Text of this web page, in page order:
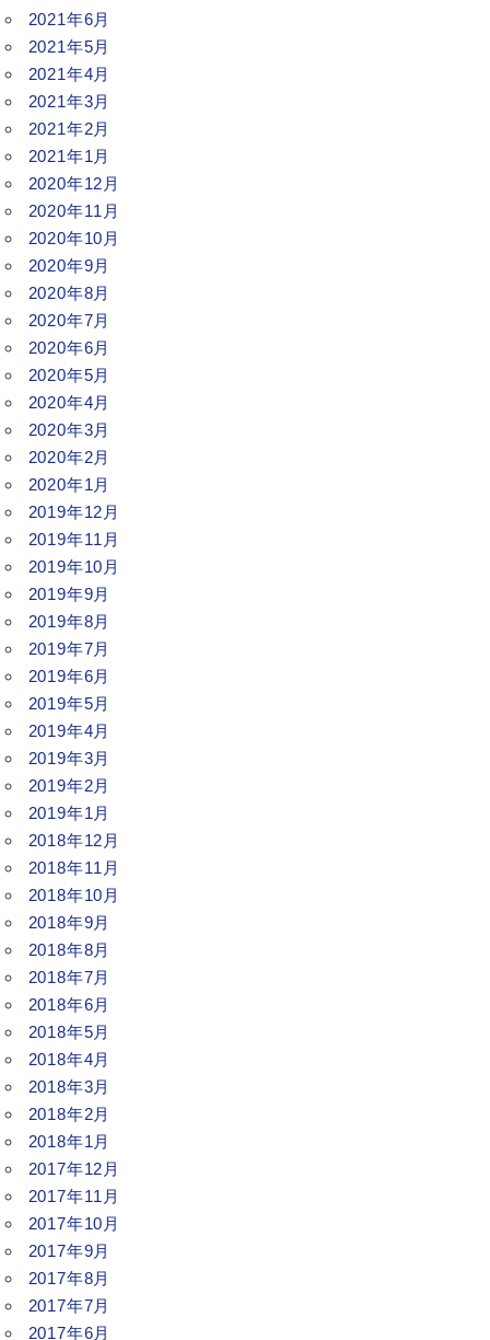
2021年6月
2021年5月
2021年4月
2021年3月
2021年2月
2021年1月
2020年12月
2020年11月
2020年10月
2020年9月
2020年8月
2020年7月
2020年6月
2020年5月
2020年4月
2020年3月
2020年2月
2020年1月
2019年12月
2019年11月
2019年10月
2019年9月
2019年8月
2019年7月
2019年6月
2019年5月
2019年4月
2019年3月
2019年2月
2019年1月
2018年12月
2018年11月
2018年10月
2018年9月
2018年8月
2018年7月
2018年6月
2018年5月
2018年4月
2018年3月
2018年2月
2018年1月
2017年12月
2017年11月
2017年10月
2017年9月
2017年8月
2017年7月
2017年6月